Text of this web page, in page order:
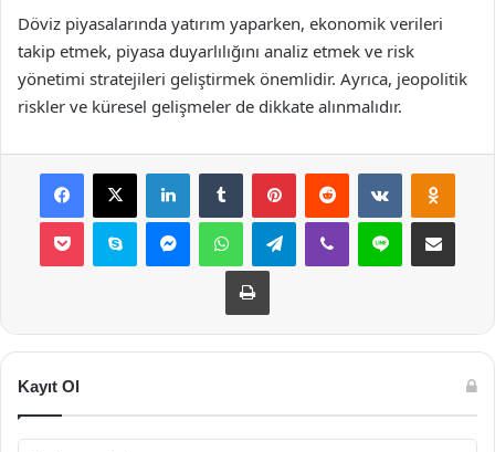
Döviz piyasalarında yatırım yaparken, ekonomik verileri
takip etmek, piyasa duyarlılığını analiz etmek ve risk
yönetimi stratejileri geliştirmek önemlidir. Ayrıca, jeopolitik
riskler ve küresel gelişmeler de dikkate alınmalıdır.
Facebook
X LinkedInTumblr PinterestReddit VKontakte
Pocket Skype MessengerWhatsAppTelegramViber Line E-Posta ile
Yazdır
Kayıt Ol